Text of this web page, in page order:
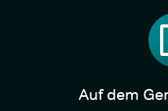
Auf dem